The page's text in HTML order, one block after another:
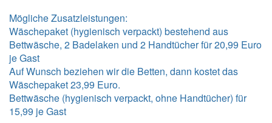
Mögliche Zusatzleistungen:
Wäschepaket (hygienisch verpackt) bestehend aus
Bettwäsche, 2 Badelaken und 2 Handtücher für 20,99 Euro
je Gast
Auf Wunsch beziehen wir die Betten, dann kostet das
Wäschepaket 23,99 Euro.
Bettwäsche (hygienisch verpackt, ohne Handtücher) für
15,99 je Gast